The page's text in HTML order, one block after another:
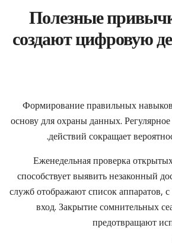
Полезные
создают цифровую
Формирование правильных
основу для охраны данных.
действий сокращает
Еженедельная проверка
способствует выявить незаконный
служб отображают список аппаратов,
вход. Закрытие сомнительных
предотвращают